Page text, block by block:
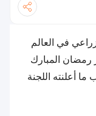
معرض زراعي في العالم
رمضان المبارك
مارس، بحسب ما أعلنته اللجنة